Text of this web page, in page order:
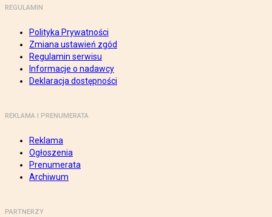
REGULAMIN
Polityka Prywatności
Zmiana ustawień zgód
Regulamin serwisu
Informacje o nadawcy
Deklaracja dostępności
REKLAMA I PRENUMERATA
Reklama
Ogłoszenia
Prenumerata
Archiwum
PARTNERZY